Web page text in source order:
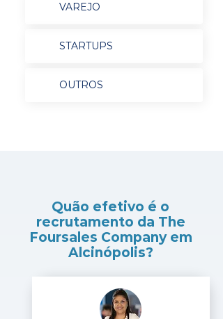
VAREJO
STARTUPS
OUTROS
Quão efetivo é o
recrutamento da The
Foursales Company em
Alcinópolis?